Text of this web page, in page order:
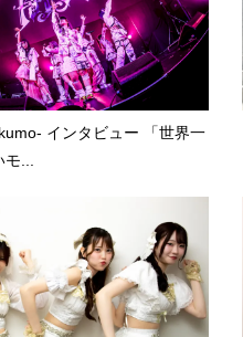
インタビュー 「世界一
...